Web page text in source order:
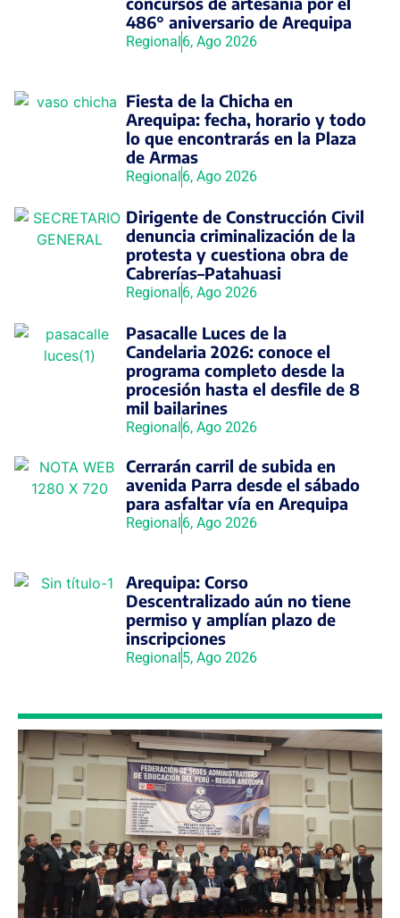
486° aniversario de Arequipa
Regional6, Ago 2026
Fiesta de la Chicha en
Arequipa: fecha, horario y todo
lo que encontrarás en la Plaza
de Armas
Regional6, Ago 2026
Dirigente de Construcción Civil
denuncia criminalización de la
protesta y cuestiona obra de
Cabrerías–Patahuasi
Regional6, Ago 2026
Pasacalle Luces de la
Candelaria 2026: conoce el
programa completo desde la
procesión hasta el desfile de 8
mil bailarines
Regional6, Ago 2026
Cerrarán carril de subida en
avenida Parra desde el sábado
para asfaltar vía en Arequipa
Regional6, Ago 2026
Arequipa: Corso
Descentralizado aún no tiene
permiso y amplían plazo de
inscripciones
Regional5, Ago 2026